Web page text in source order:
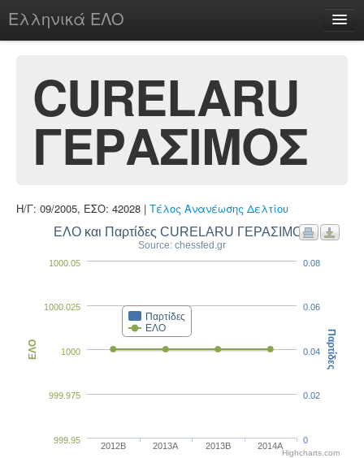
Ελληνικά ΕΛΟ
chesstu.be @ discord
Login
CURELARU
ΓΕΡΑΣΙΜΟΣ
Η/Γ: 09/2005, ΕΣΟ: 42028 | Τέλος Ανανέωσης Δελτίου
ΕΛΟ και Παρτίδες CURELARU ΓΕΡΑΣΙΜΟΣ
Source: chessfed.gr
Παρτίδες
ΕΛΟ
2012B 2013A 2013B 2014A
999.95
999.975
1000
1000.025
1000.05
ΕΛΟ
0
0.02
0.04
0.06
0.08
Παρτίδες
Highcharts.com